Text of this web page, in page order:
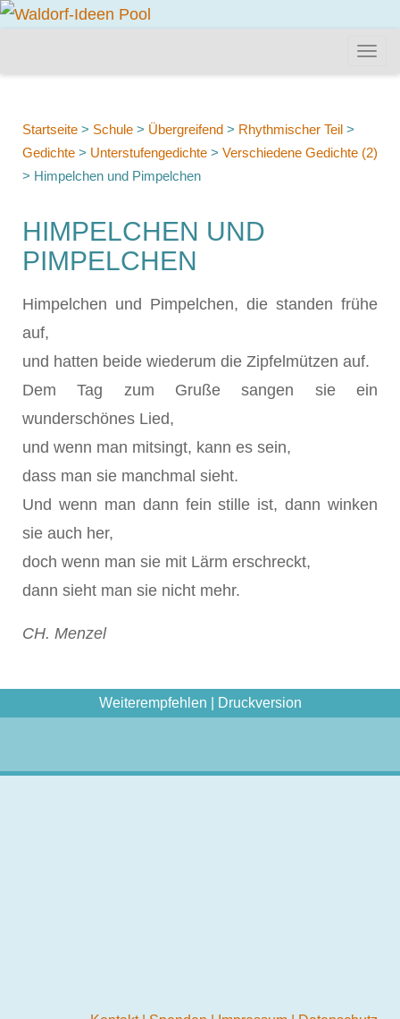
Startseite > Schule > Übergreifend > Rhythmischer Teil >
Gedichte > Unterstufengedichte > Verschiedene Gedichte (2)
> Himpelchen und Pimpelchen
HIMPELCHEN UND
PIMPELCHEN
Himpelchen und Pimpelchen, die standen frühe
auf,
und hatten beide wiederum die Zipfelmützen auf.
Dem Tag zum Gruße sangen sie ein
wunderschönes Lied,
und wenn man mitsingt, kann es sein,
dass man sie manchmal sieht.
Und wenn man dann fein stille ist, dann winken
sie auch her,
doch wenn man sie mit Lärm erschreckt,
dann sieht man sie nicht mehr.
CH. Menzel
Weiterempfehlen Druckversion